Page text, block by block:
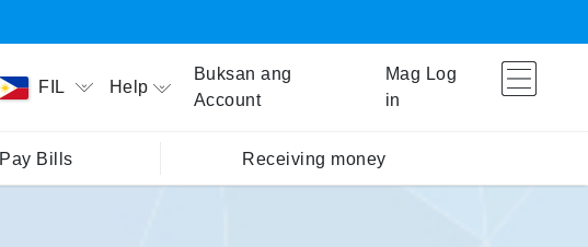
FIL Help
Buksan ang
Account
Mag Log
in
Bills Receiving money